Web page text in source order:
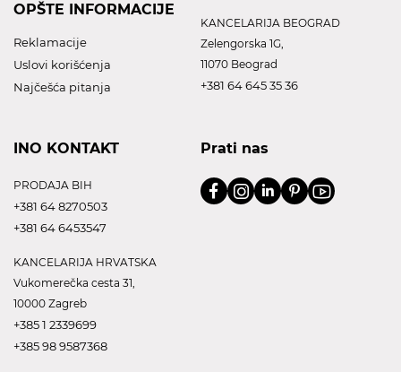
OPŠTE INFORMACIJE
Reklamacije
Uslovi korišćenja
Najčešća pitanja
KANCELARIJA BEOGRAD
Zelengorska 1G,
11070 Beograd
+381 64 645 35 36
INO KONTAKT
PRODAJA BIH
+381 64 8270503
+381 64 6453547
KANCELARIJA HRVATSKA
Vukomerečka cesta 31,
10000 Zagreb
+385 1 2339699
+385 98 9587368
Prati nas